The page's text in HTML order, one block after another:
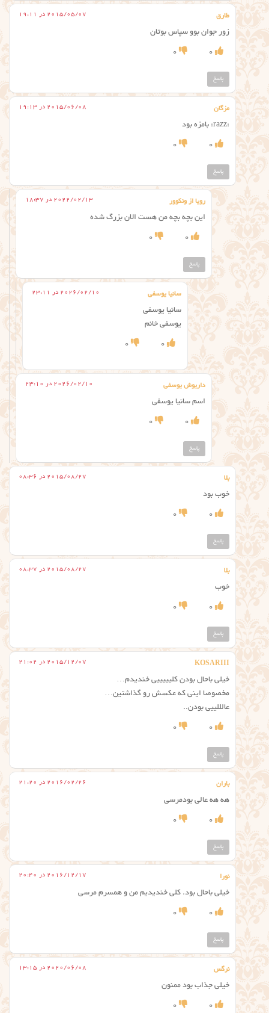
طارق 2015/05/07 در 19:11
زور جوان بوو سپاس بوتان
0
0
پاسخ
مزگان 2015/06/08 در 19:13
:razz: بامزه بود
0
0
پاسخ
رویا از ونکوور 2022/02/13 در 18:37
این بچه بچه من هست الان بزرگ شده
0
0
پاسخ
سانیا یوسفی 2026/02/10 در 23:11
سانیا یوسفی
یوسفی خانم
0
0
داریوش یوسفی 2026/02/10 در 23:10
اسم سانیا یوسفی
0
0
پاسخ
بلا 2015/08/27 در 08:36
خوب بود
0
0
پاسخ
بلا 2015/08/27 در 08:37
خوب
0
0
پاسخ
KOSARIII 2015/12/07 در 21:02
خیلی باحال بودن کلیییییی خندیدم…
مخصوصا اینی که عکسش رو گذاشتین…
عالللییی بودن..
0
0
پاسخ
باران 2016/02/26 در 21:20
هه هه عالی بودمرسی
0
0
پاسخ
نورا 2016/12/17 در 20:40
خیلی باحال بود. کلی خندیدیم من و همسرم مرسی
0
0
پاسخ
نرگس 2020/06/08 در 13:15
خیلی جذاب بود ممنون
0
0